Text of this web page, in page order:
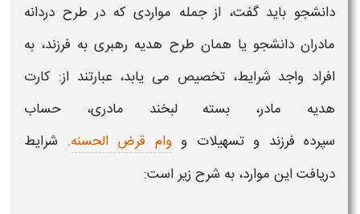
دانشجوباید گفت، از جمله مواردی که در طرح دردانه
مادران دانشجویا همان طرح هدیه رهبری به فرزند​، به
افراد واجد شرایط، تخصیص می یابد، عبارتند از: کارت
هدیه مادر، بسته لبخند مادری، حساب
سپرده فرزند و تسهیلات ووام قرض الحسنه. شرایط
دریافت این موارد، به شرح زیر است: